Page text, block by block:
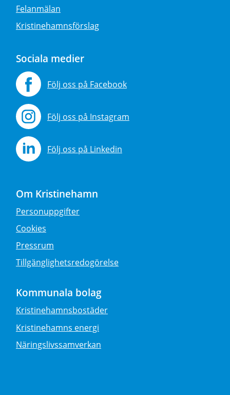
Felanmälan
Kristinehamnsförslag
Sociala medier
Följ oss på Facebook
Följ oss på Instagram
Följ oss på Linkedin
Om Kristinehamn
Personuppgifter
Cookies
Pressrum
Tillgänglighetsredogörelse
Kommunala bolag
Kristinehamnsbostäder
Kristinehamns energi
Näringslivssamverkan